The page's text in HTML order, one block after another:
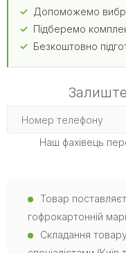
Допоможемо
Підберемо
Безкоштовно
Наш фахівець
Товар
гофрокартонній
Складання